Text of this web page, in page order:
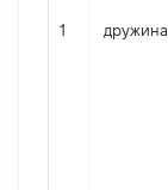
1 дружина